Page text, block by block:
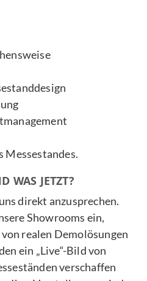
Messestandes.
WAS JETZT?
direkt anzusprechen.
Showrooms ein,
realen Demolösungen
ein „Live“-Bild von
verschaffen